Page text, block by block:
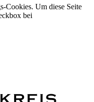
Cookies. Um diese Seite
bei